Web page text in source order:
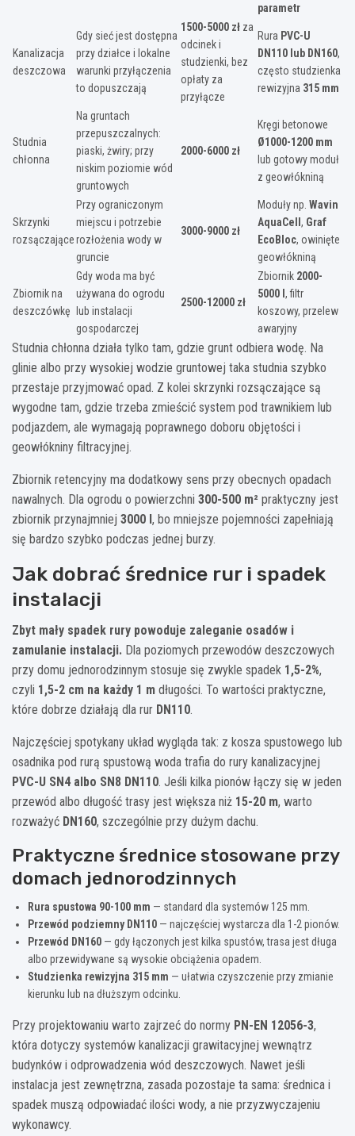
parametr
Kanalizacja
deszczowa
Gdy sieć jest dostępna
przy działce i lokalne
warunki przyłączenia
to dopuszczają
1500-5000 zł za
odcinek i
studzienki, bez
opłaty za
przyłącze
Rura PVC-U
DN110 lub DN160,
często studzienka
rewizyjna 315 mm
Studnia
chłonna
Na gruntach
przepuszczalnych:
piaski, żwiry; przy
niskim poziomie wód
gruntowych
2000-6000 zł
Kręgi betonowe
Ø1000-1200 mm
lub gotowy moduł
z geowłókniną
Skrzynki
rozsączające
Przy ograniczonym
miejscu i potrzebie
rozłożenia wody w
gruncie
3000-9000 zł
Moduły np. Wavin
AquaCell, Graf
EcoBloc, owinięte
geowłókniną
Zbiornik na
deszczówkę
Gdy woda ma być
używana do ogrodu
lub instalacji
gospodarczej
2500-12000 zł
Zbiornik 2000-
5000 l, filtr
koszowy, przelew
awaryjny
Studnia chłonna działa tylko tam, gdzie grunt odbiera wodę. Na
glinie albo przy wysokiej wodzie gruntowej taka studnia szybko
przestaje przyjmować opad. Z kolei skrzynki rozsączające są
wygodne tam, gdzie trzeba zmieścić system pod trawnikiem lub
podjazdem, ale wymagają poprawnego doboru objętości i
geowłókniny filtracyjnej.
Zbiornik retencyjny ma dodatkowy sens przy obecnych opadach
nawalnych. Dla ogrodu o powierzchni 300-500 m² praktyczny jest
zbiornik przynajmniej 3000 l, bo mniejsze pojemności zapełniają
się bardzo szybko podczas jednej burzy.
Jak dobrać średnice rur i spadek
instalacji
Zbyt mały spadek rury powoduje zaleganie osadów i
zamulanie instalacji. Dla poziomych przewodów deszczowych
przy domu jednorodzinnym stosuje się zwykle spadek 1,5-2%,
czyli 1,5-2 cm na każdy 1 m długości. To wartości praktyczne,
które dobrze działają dla rur DN110.
Najczęściej spotykany układ wygląda tak: z kosza spustowego lub
osadnika pod rurą spustową woda trafia do rury kanalizacyjnej
PVC-U SN4 albo SN8 DN110. Jeśli kilka pionów łączy się w jeden
przewód albo długość trasy jest większa niż 15-20 m, warto
rozważyć DN160, szczególnie przy dużym dachu.
Praktyczne średnice stosowane przy
domach jednorodzinnych
Rura spustowa 90-100 mm — standard dla systemów 125 mm.
Przewód podziemny DN110 — najczęściej wystarcza dla 1-2 pionów.
Przewód DN160 — gdy łączonych jest kilka spustów, trasa jest długa
albo przewidywane są wysokie obciążenia opadem.
Studzienka rewizyjna 315 mm — ułatwia czyszczenie przy zmianie
kierunku lub na dłuższym odcinku.
Przy projektowaniu warto zajrzeć do normy PN-EN 12056-3,
która dotyczy systemów kanalizacji grawitacyjnej wewnątrz
budynków i odprowadzenia wód deszczowych. Nawet jeśli
instalacja jest zewnętrzna, zasada pozostaje ta sama: średnica i
spadek muszą odpowiadać ilości wody, a nie przyzwyczajeniu
wykonawcy.